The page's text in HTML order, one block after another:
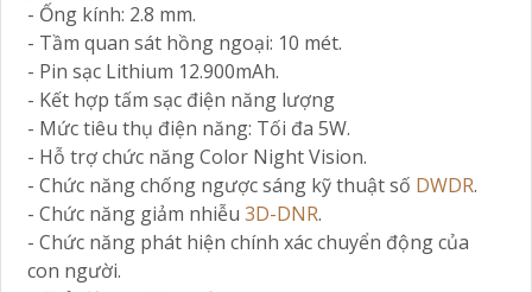
- Ống kính: 2.8 mm.
- Tầm quan sát hồng ngoại: 10 mét.
- Pin sạc Lithium 12.900mAh.
- Kết hợp tấm sạc điện năng lượng
- Mức tiêu thụ điện năng: Tối đa 5W.
- Hỗ trợ chức năng Color Night Vision.
- Chức năng chống ngược sáng kỹ thuật số DWDR.
- Chức năng giảm nhiễu 3D-DNR.
- Chức năng phát hiện chính xác chuyển động của
con người.